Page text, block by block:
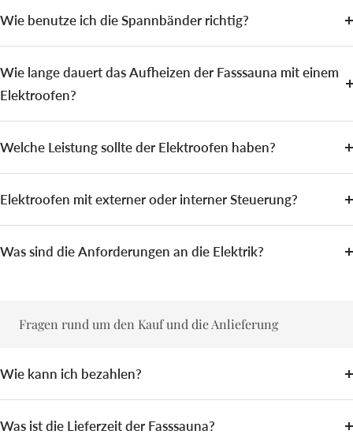
Wie benutze ich die Spannbänder richtig?
Wie lange dauert das Aufheizen der Fasssauna mit einem
Elektroofen?
Welche Leistung sollte der Elektroofen haben?
Elektroofen mit externer oder interner Steuerung?
Was sind die Anforderungen an die Elektrik?
Fragen rund um den Kauf und die Anlieferung
Wie kann ich bezahlen?
Was ist die Lieferzeit der Fasssauna?